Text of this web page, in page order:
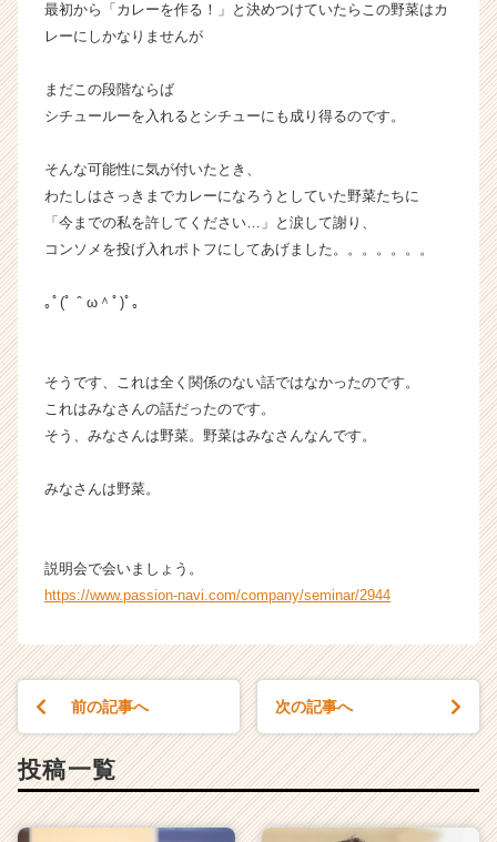
最初から「カレーを作る！」と決めつけていたらこの野菜はカ
レーにしかなりませんが
まだこの段階ならば
シチュールーを入れるとシチューにも成り得るのです。
そんな可能性に気が付いたとき、
わたしはさっきまでカレーになろうとしていた野菜たちに
「今までの私を許してください…」と涙して謝り、
コンソメを投げ入れポトフにしてあげました。。。。。。。
｡ﾟ(ﾟ＾ω＾ﾟ)ﾟ｡
そうです、これは全く関係のない話ではなかったのです。
これはみなさんの話だったのです。
そう、みなさんは野菜。野菜はみなさんなんです。
みなさんは野菜。
説明会で会いましょう。
https://www.passion-navi.com/company/seminar/2944
前の記事へ 次の記事へ
投稿一覧